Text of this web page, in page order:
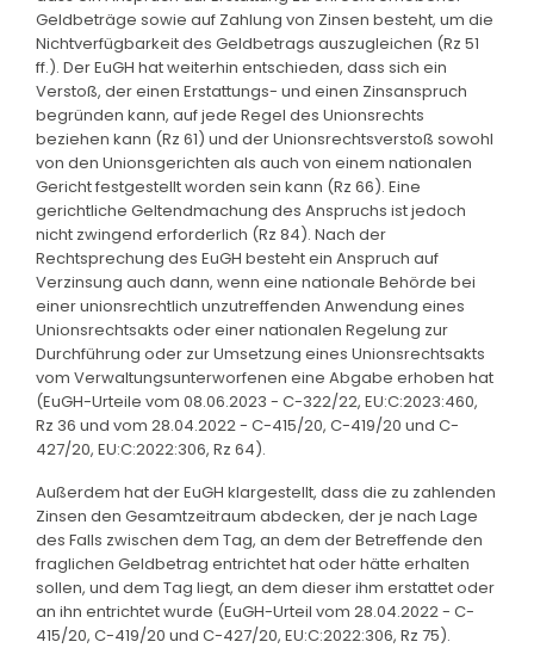
Geldbeträge sowie auf Zahlung von Zinsen besteht, um die
Nichtverfügbarkeit des Geldbetrags auszugleichen (Rz 51
ff.). Der EuGH hat weiterhin entschieden, dass sich ein
Verstoß, der einen Erstattungs- und einen Zinsanspruch
begründen kann, auf jede Regel des Unionsrechts
beziehen kann (Rz 61) und der Unionsrechtsverstoß sowohl
von den Unionsgerichten als auch von einem nationalen
Gericht festgestellt worden sein kann (Rz 66). Eine
gerichtliche Geltendmachung des Anspruchs ist jedoch
nicht zwingend erforderlich (Rz 84). Nach der
Rechtsprechung des EuGH besteht ein Anspruch auf
Verzinsung auch dann, wenn eine nationale Behörde bei
einer unionsrechtlich unzutreffenden Anwendung eines
Unionsrechtsakts oder einer nationalen Regelung zur
Durchführung oder zur Umsetzung eines Unionsrechtsakts
vom Verwaltungsunterworfenen eine Abgabe erhoben hat
(EuGH-Urteile vom 08.06.2023 - C-322/22, EU:C:2023:460,
Rz 36 und vom 28.04.2022 - C-415/20, C-419/20 und C-
427/20, EU:C:2022:306, Rz 64).
Außerdem hat der EuGH klargestellt, dass die zu zahlenden
Zinsen den Gesamtzeitraum abdecken, der je nach Lage
des Falls zwischen dem Tag, an dem der Betreffende den
fraglichen Geldbetrag entrichtet hat oder hätte erhalten
sollen, und dem Tag liegt, an dem dieser ihm erstattet oder
an ihn entrichtet wurde (EuGH-Urteil vom 28.04.2022 - C-
415/20, C-419/20 und C-427/20, EU:C:2022:306, Rz 75).